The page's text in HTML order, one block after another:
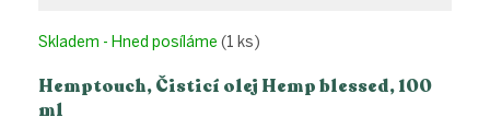
Hemptouch, Čisticí olej Hemp blessed, 100
ml
Skladem - Hned posíláme (1 ks)